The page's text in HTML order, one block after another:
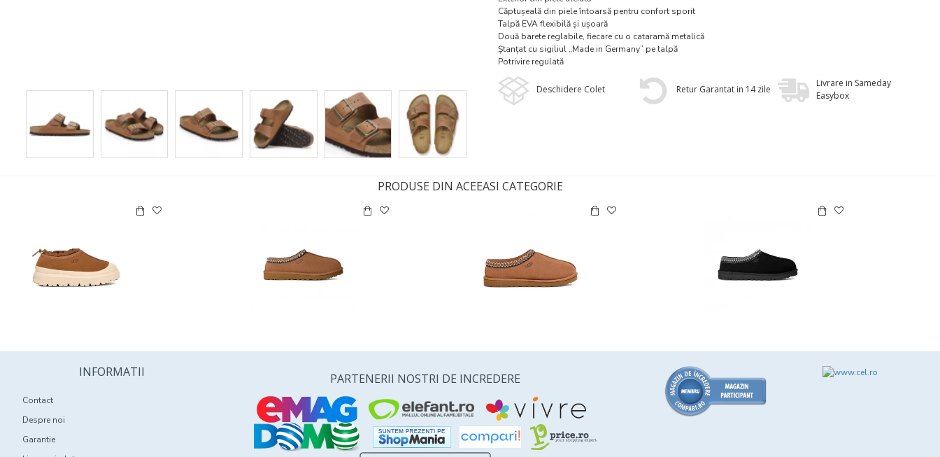
Căptușeală din piele întoarsă pentru confort sporit
Talpă EVA flexibilă și ușoară
Două barete reglabile, fiecare cu o cataramă metalică
Ștanțat cu sigiliul „Made in Germany” pe talpă
Potrivire regulată
Deschidere Colet Retur Garantat in 14 zile
Livrare in Sameday
Easybox
PRODUSE DIN ACEEASI CATEGORIE
INFORMATII
Contact
Despre noi
Garantie
PARTENERII NOSTRI DE INCREDERE